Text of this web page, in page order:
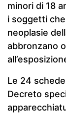
minori di 18
i soggetti
neoplasie
abbronzano
Le 24
Decreto